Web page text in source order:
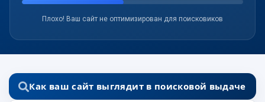
Плохо! Ваш сайт не оптимизирован для поисковиков
Как ваш сайт выглядит в поисковой выдаче